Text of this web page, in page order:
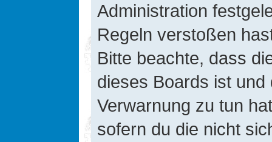
Administration
Regeln verstoßen
Bitte beachte, dass
dieses Boards ist
Verwarnung zu tun
sofern du die nicht